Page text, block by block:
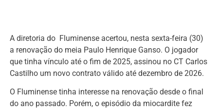
A diretoria do Fluminense acertou, nesta sexta-feira (30)
a renovação do meia Paulo Henrique Ganso. O jogador
que tinha vínculo até o fim de 2025, assinou no CT Carlos
Castilho um novo contrato válido até dezembro de 2026.
O Fluminense tinha interesse na renovação desde o final
do ano passado. Porém, o episódio da miocardite fez